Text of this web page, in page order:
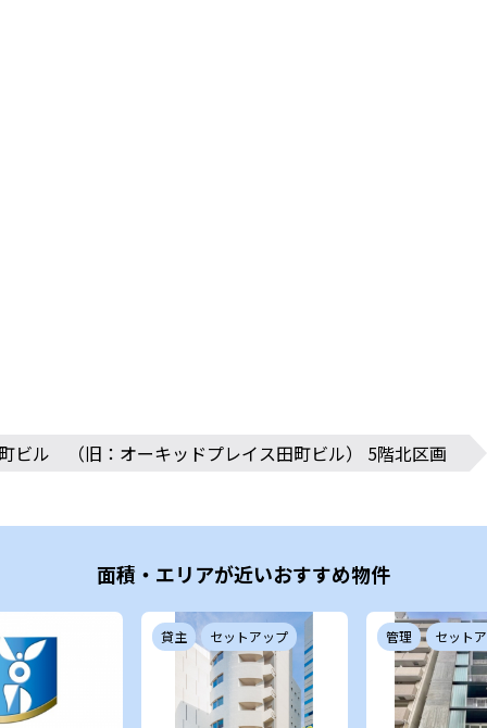
ビル （旧：オーキッドプレイス田町ビル） 5階北区画
面積・エリアが近いおすすめ物件
貸主 セットアップ 管理 セット